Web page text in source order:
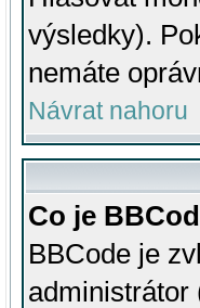
výsledky).
nemáte
Návrat nahoru
Co je
BBCode je
administrátor